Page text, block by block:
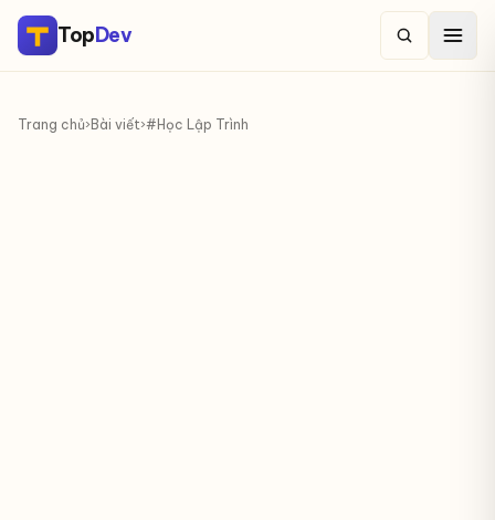
TopDev
Trang chủ› Bài viết›#Học Lập Trình